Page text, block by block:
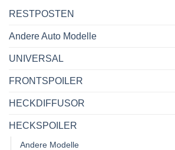
RESTPOSTEN
Andere Auto Modelle
UNIVERSAL
FRONTSPOILER
HECKDIFFUSOR
HECKSPOILER
Andere Modelle